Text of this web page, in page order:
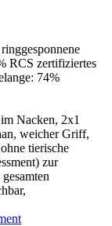
RCS zertifiziertes
74%
Nacken, 2x1
weicher Griff,
tierische
zur